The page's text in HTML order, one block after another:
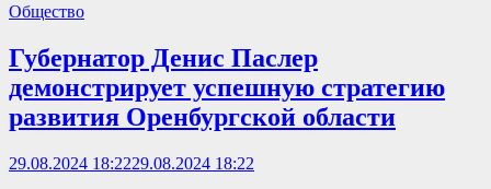
Общество
Губернатор Денис Паслер
демонстрирует успешную стратегию
развития Оренбургской области
29.08.2024 18:2229.08.2024 18:22